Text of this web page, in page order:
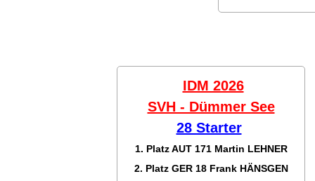
IDM 2026
SVH - Dümmer See
28 Starter
1. Platz AUT 171 Martin LEHNER
2. Platz GER 18 Frank HÄNSGEN